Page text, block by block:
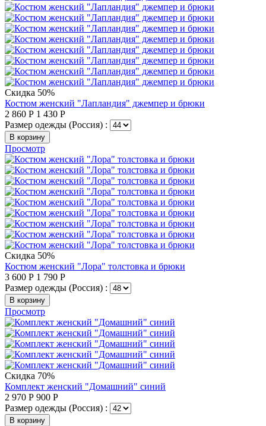
Скидка 50%
Костюм женский "Лапландия" джемпер и брюки
2 860 Р 1 430 Р
Размер одежды (Россия) :
В корзину
Просмотр
Скидка 50%
Костюм женский "Лора" толстовка и брюки
3 600 Р 1 790 Р
Размер одежды (Россия) :
В корзину
Просмотр
Скидка 70%
Комплект женский "Домашний" синий
2 970 Р 900 Р
Размер одежды (Россия) :
В корзину